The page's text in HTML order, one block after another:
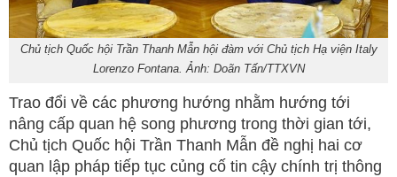
Chủ tịch Quốc hội Trần Thanh Mẫn hội đàm với Chủ tịch Hạ viện Italy
Lorenzo Fontana. Ảnh: Doãn Tấn/TTXVN
Trao đổi về các phương hướng nhằm hướng tới
nâng cấp quan hệ song phương trong thời gian tới,
Chủ tịch Quốc hội Trần Thanh Mẫn đề nghị hai cơ
quan lập pháp tiếp tục củng cố tin cậy chính trị thông